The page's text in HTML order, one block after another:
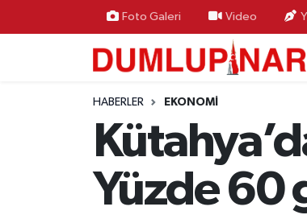
Foto Galeri Video
HABERLER EKONOMI
Yüzde 60
Kütahya Hava Durumu
Kütahya Trafik Yoğunluk Haritası
Süper Lig Puan Durumu ve Fikstür
Tüm Manşetler